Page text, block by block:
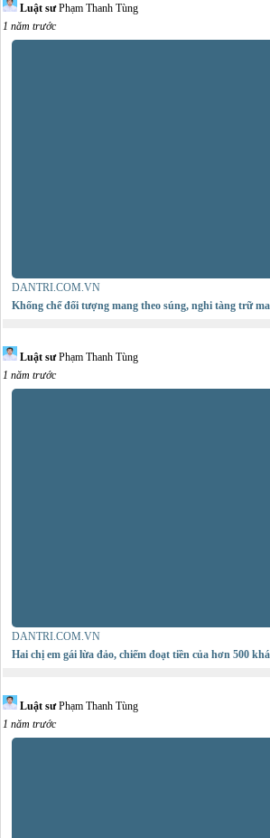
Luật sưPhạm Thanh Tùng
1 năm trước
DANTRI.COM.VN
Khống chế đối tượng mang theo súng, nghi tàng trữ
Luật sưPhạm Thanh Tùng
1 năm trước
DANTRI.COM.VN
Hai chị em gái lừa đảo, chiếm đoạt tiền của hơn 500
Luật sưPhạm Thanh Tùng
1 năm trước